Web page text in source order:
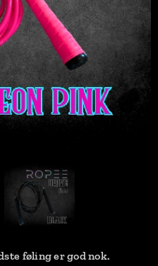
føling er god nok.